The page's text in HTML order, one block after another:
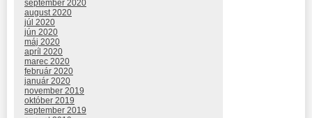
september 2020
august 2020
júl 2020
jún 2020
máj 2020
apríl 2020
marec 2020
február 2020
január 2020
november 2019
október 2019
september 2019